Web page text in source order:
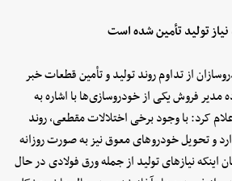
تولید تأمین شده است
از تداوم روند تولید و تأمین قطعات خبر
فروش یکی از خودروسازی‌ها با اشاره به
کرد: با وجود برخی اختلالات مقطعی، روند
و تحویل خودروهای معوق نیز به صورت روزانه
نیازهای تولید از جمله ورق فولادی در حال